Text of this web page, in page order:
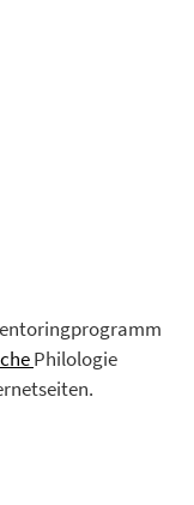
Philologie